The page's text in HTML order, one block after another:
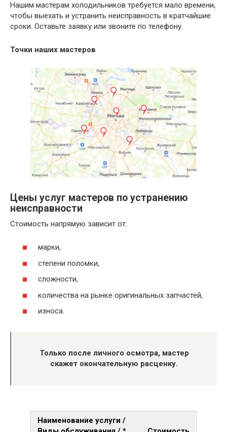
Нашим мастерам холодильников требуется мало времени,
чтобы выехать и устранить неисправность в кратчайшие
сроки. Оставьте заявку или звоните по телефону.
Точки наших мастеров
Цены услуг мастеров по устранению
неисправности
Стоимость напрямую зависит от:
марки,
степени поломки,
сложности,
количества на рынке оригинальных запчастей,
износа.
Только после личного осмотра, мастер
скажет окончательную расценку.
Наименование услуги /